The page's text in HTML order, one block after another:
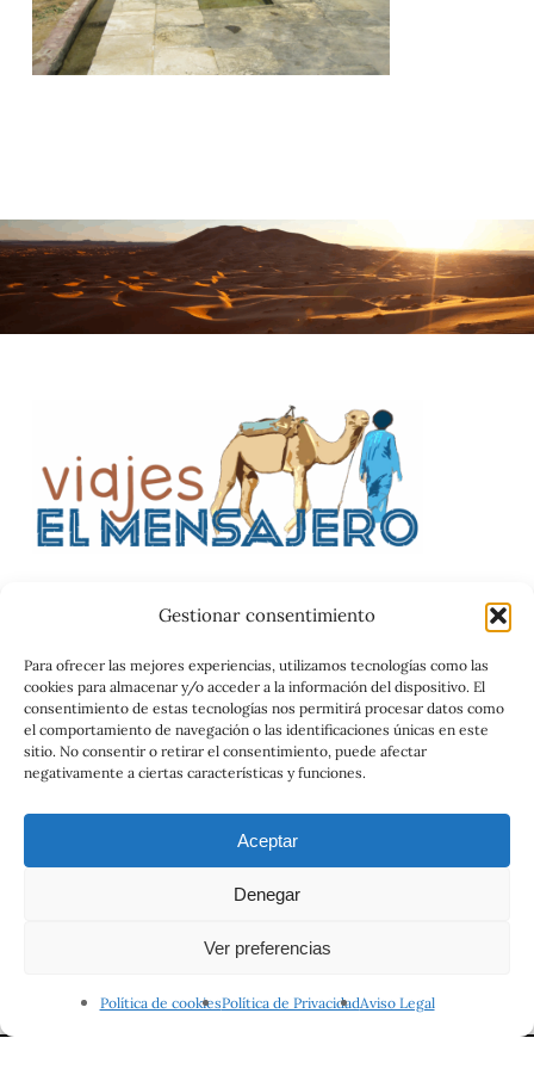
Gestionar consentimiento
Para ofrecer las mejores experiencias, utilizamos tecnologías como las
cookies para almacenar y/o acceder a la información del dispositivo. El
consentimiento de estas tecnologías nos permitirá procesar datos como
el comportamiento de navegación o las identificaciones únicas en este
sitio. No consentir o retirar el consentimiento, puede afectar
negativamente a ciertas características y funciones.
Aceptar
Denegar
Ver preferencias
Política de cookiesPolítica de PrivacidadAviso Legal
Contrato
© 2026 Viajes el Mensajero. |maria@viajeselmensajero.com
facebookinstagram